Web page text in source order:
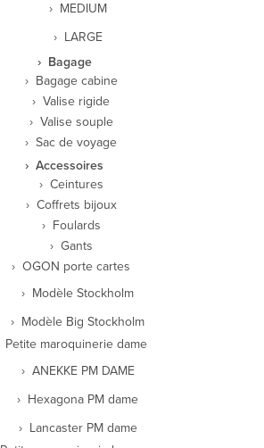
MEDIUM
LARGE
Bagage
Bagage cabine
Valise rigide
Valise souple
Sac de voyage
Accessoires
Ceintures
Coffrets bijoux
Foulards
Gants
OGON porte cartes
Modèle Stockholm
Modèle Big Stockholm
Petite maroquinerie dame
ANEKKE PM DAME
Hexagona PM dame
Lancaster PM dame